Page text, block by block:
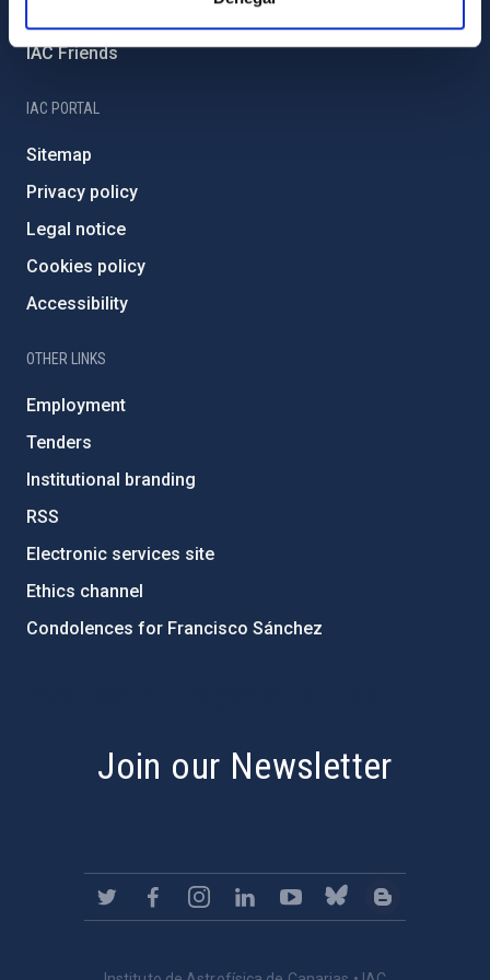
IAC Friends
IAC PORTAL
Sitemap
Privacy policy
Legal notice
Cookies policy
Accessibility
OTHER LINKS
Employment
Tenders
Institutional branding
RSS
Electronic services site
Ethics channel
Condolences for Francisco Sánchez
Join our Newsletter